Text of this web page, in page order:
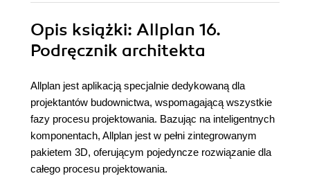
Opis książki: Allplan 16.
Podręcznik architekta
Allplan jest aplikacją specjalnie dedykowaną dla
projektantów budownictwa, wspomagającą wszystkie
fazy procesu projektowania. Bazując na inteligentnych
komponentach, Allplan jest w pełni zintegrowanym
pakietem 3D, oferującym pojedyncze rozwiązanie dla
całego procesu projektowania.